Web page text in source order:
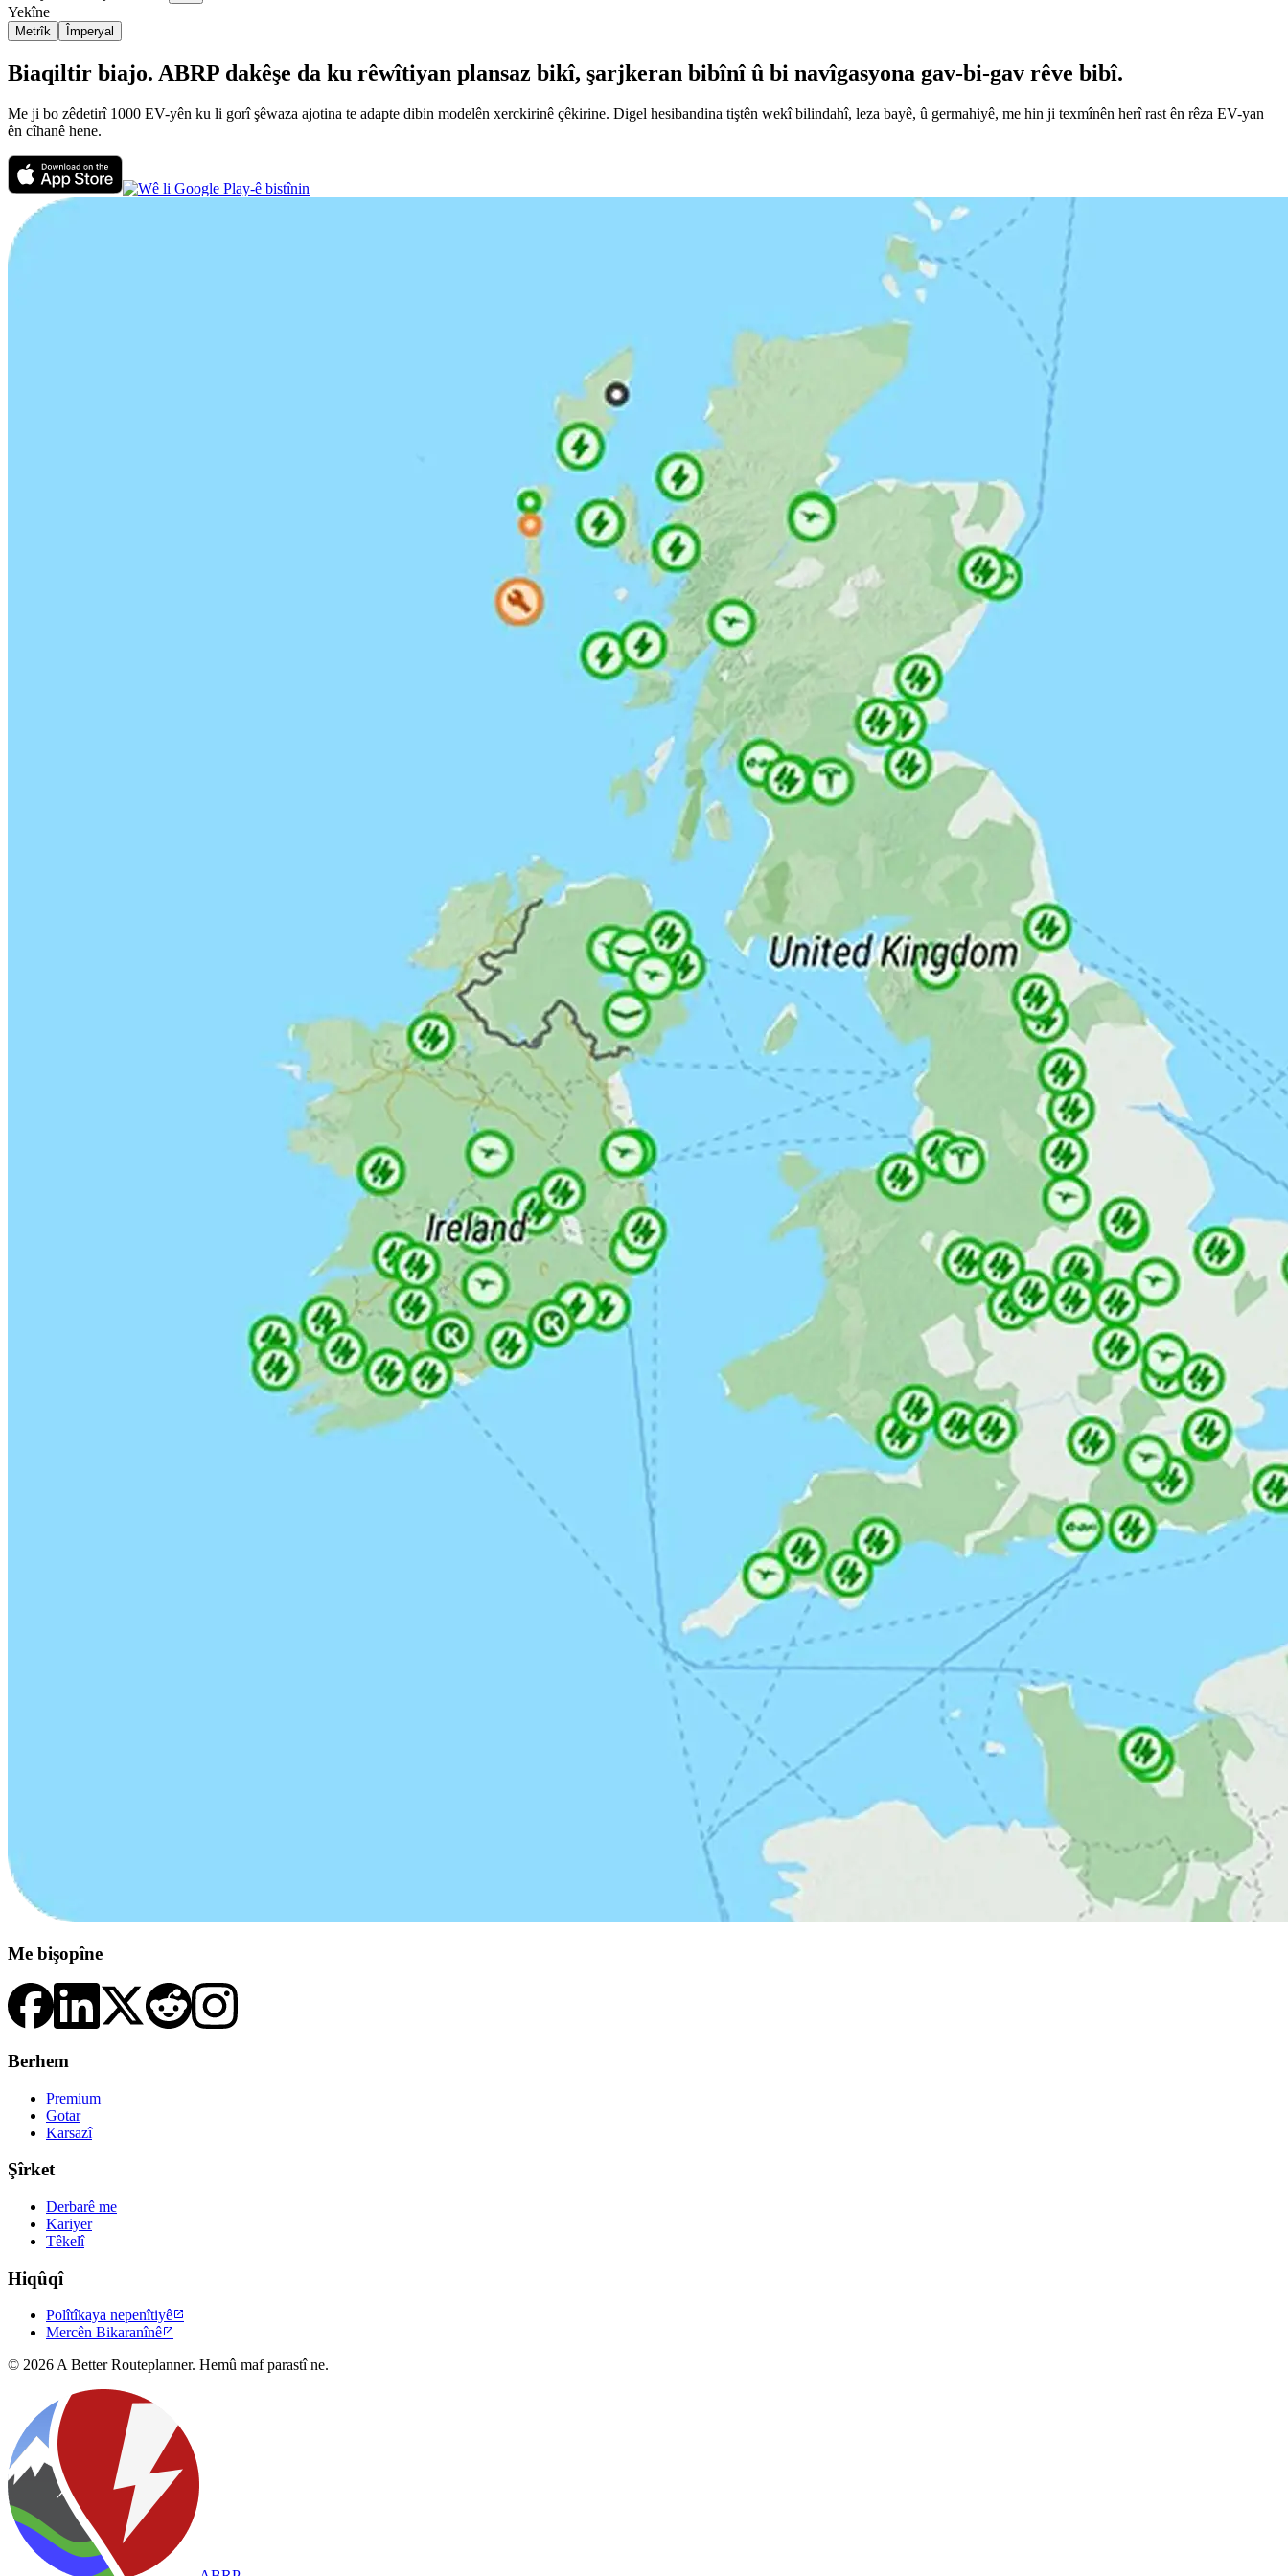
Yekîne
Metrîk Împeryal
Biaqiltir biajo. ABRP dakêşe da ku rêwîtiyan plansaz bikî, şarjkeran bibînî û bi navîgasyona gav-bi-gav rêve bibî.
Me ji bo zêdetirî 1000 EV-yên ku li gorî şêwaza ajotina te adapte dibin modelên xerckirinê çêkirine. Digel hesibandina tiştên wekî bilindahî, leza bayê, û germahiyê, me hin ji texmînên herî rast ên rêza EV-yan
ên cîhanê hene.
Me bişopîne
Berhem
Premium
Gotar
Karsazî
Şîrket
Derbarê me
Kariyer
Têkelî
Hiqûqî
Polîtîkaya nepenîtiyê
Mercên Bikaranînê
© 2026 A Better Routeplanner. Hemû maf parastî ne.